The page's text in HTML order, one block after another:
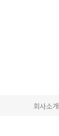
회사소개